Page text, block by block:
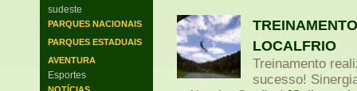
sudeste
PARQUES NACIONAIS
PARQUES ESTADUAIS
AVENTURA
Esportes
LOCALFRIO
Treinamento
sucesso!